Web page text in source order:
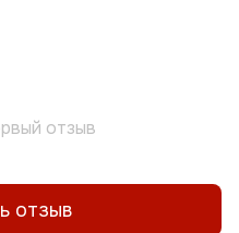
отзыв
отзыв